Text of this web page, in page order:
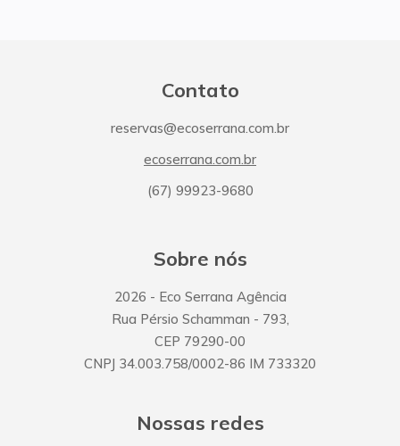
Contato
reservas@ecoserrana.com.br
ecoserrana.com.br
(67) 99923-9680
Sobre nós
2026 - Eco Serrana Agência
Rua Pérsio Schamman - 793,
CEP 79290-00
CNPJ 34.003.758/0002-86 IM 733320
Nossas redes